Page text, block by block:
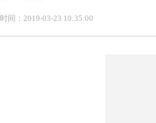
时间：2019-03-23 10:35:00